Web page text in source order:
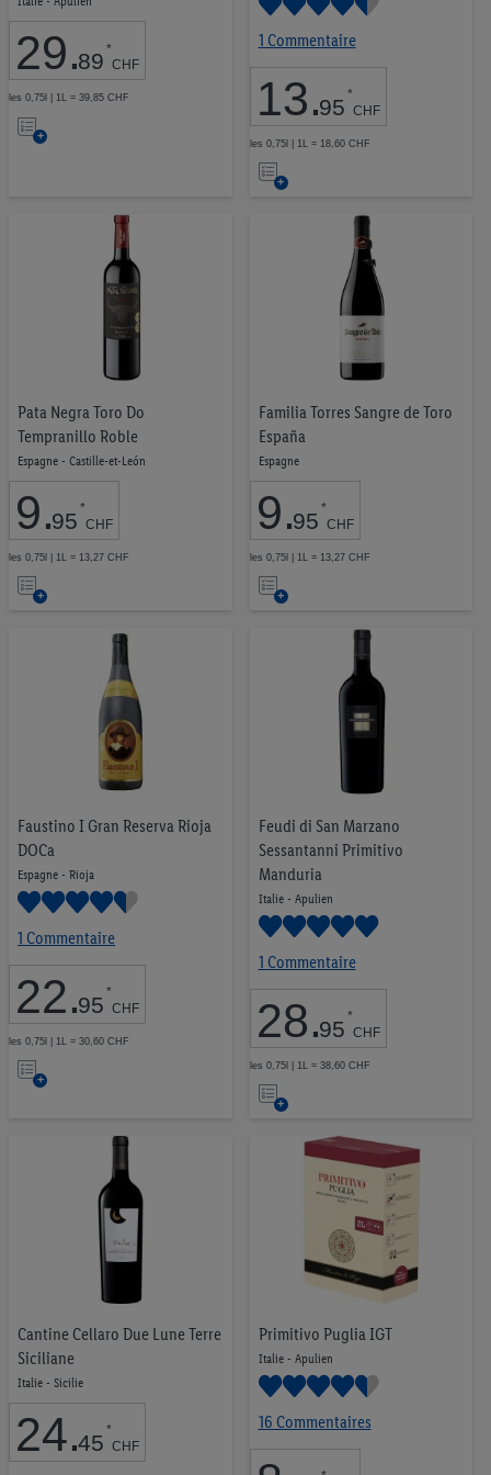
29.89 *
CHF
les 0,75l | 1L = 39,85 CHF
Ajouter
d’envies
1 Commentaire
13.95 *
CHF
les 0,75l | 1L = 18,60 CHF
Ajouter
d’envies
Pata Negra Toro Do
Tempranillo Roble
Espagne - Castille-et-León
9.95 *
CHF
les 0,75l | 1L = 13,27 CHF
Ajouter
d’envies
Familia Torres Sangre de Toro
España
Espagne
9.95 *
CHF
les 0,75l | 1L = 13,27 CHF
Ajouter
d’envies
Faustino I Gran Reserva Rioja
DOCa
Espagne - Rioja
1 Commentaire
22.95 *
CHF
les 0,75l | 1L = 30,60 CHF
Ajouter
d’envies
Feudi di San Marzano
Sessantanni Primitivo
Manduria
Italie - Apulien
1 Commentaire
28.95 *
CHF
les 0,75l | 1L = 38,60 CHF
Ajouter
d’envies
Cantine Cellaro Due Lune Terre
Siciliane
Italie - Sicilie
24.45 *
CHF
Primitivo Puglia IGT
Italie - Apulien
16 Commentaires